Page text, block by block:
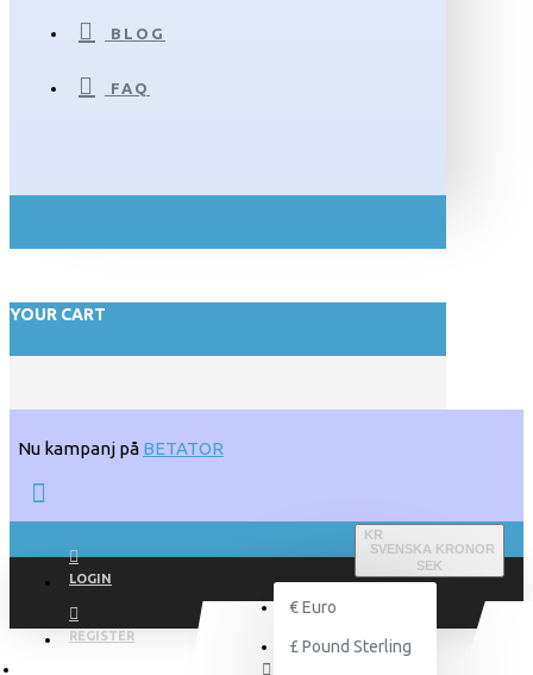
BLOG
FAQ
YOUR CART
Nu kampanj på BETATOR
LOGIN
REGISTER
KR
SVENSKA KRONOR
SEK
€ Euro
£ Pound Sterling